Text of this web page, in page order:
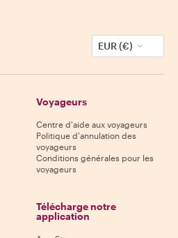
EUR (€)
Voyageurs
Centre d'aide aux voyageurs
Politique d'annulation des
voyageurs
Conditions générales pour les
voyageurs
Télécharge notre
application